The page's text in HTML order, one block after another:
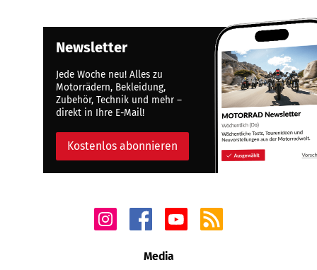
Newsletter
Jede Woche neu! Alles zu
Motorrädern, Bekleidung,
Zubehör, Technik und mehr –
direkt in Ihre E-Mail!
Kostenlos abonnieren
Media